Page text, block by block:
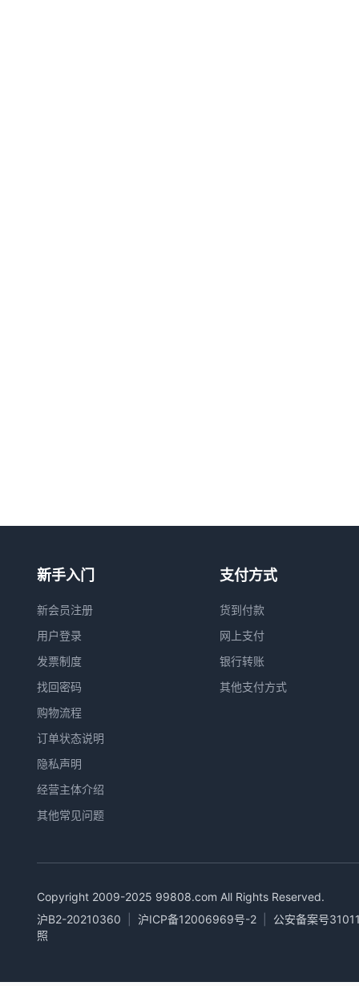
新手入门
新会员注册
用户登录
发票制度
找回密码
购物流程
订单状态说明
隐私声明
经营主体介绍
其他常见问题
支付方式
货到付款
网上支付
银行转账
其他支付方式
Copyright 2009-2025 99808.com All Rights Reserved.
沪B2-20210360
沪ICP备12006969号-2
公安备案号
照